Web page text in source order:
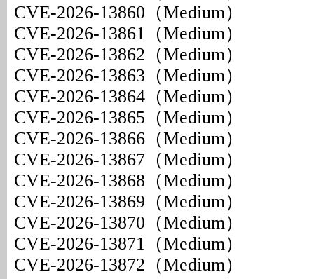
CVE-2026-13860（Medium）
CVE-2026-13861（Medium）
CVE-2026-13862（Medium）
CVE-2026-13863（Medium）
CVE-2026-13864（Medium）
CVE-2026-13865（Medium）
CVE-2026-13866（Medium）
CVE-2026-13867（Medium）
CVE-2026-13868（Medium）
CVE-2026-13869（Medium）
CVE-2026-13870（Medium）
CVE-2026-13871（Medium）
CVE-2026-13872（Medium）